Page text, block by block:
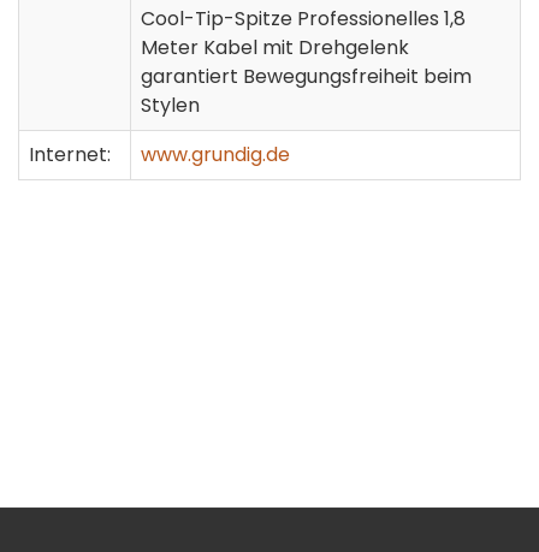
Cool-Tip-Spitze Professionelles 1,8
Meter Kabel mit Drehgelenk
garantiert Bewegungsfreiheit beim
Stylen
Internet:
www.grundig.de